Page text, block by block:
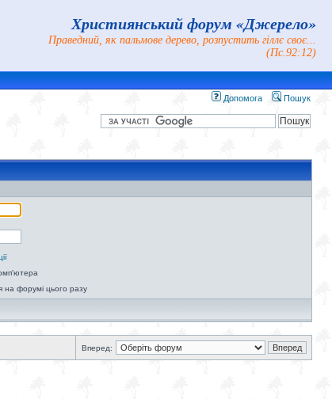
Християнський форум «Джерело»
Праведний, як пальмове дерево, розпустить гіллє своє...
(Пс.92:12)
Допомога Пошук
на форумі цього разу
Вперед: